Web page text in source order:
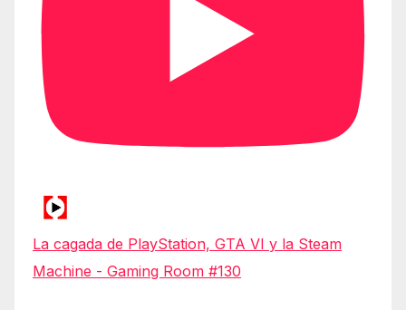
La cagada de PlayStation, GTA VI y la Steam
Machine - Gaming Room #130